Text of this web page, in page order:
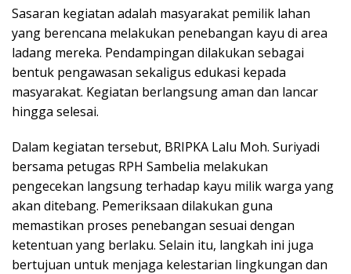
Sasaran kegiatan adalah masyarakat pemilik lahan
yang berencana melakukan penebangan kayu di area
ladang mereka. Pendampingan dilakukan sebagai
bentuk pengawasan sekaligus edukasi kepada
masyarakat. Kegiatan berlangsung aman dan lancar
hingga selesai.
Dalam kegiatan tersebut, BRIPKA Lalu Moh. Suriyadi
bersama petugas RPH Sambelia melakukan
pengecekan langsung terhadap kayu milik warga yang
akan ditebang. Pemeriksaan dilakukan guna
memastikan proses penebangan sesuai dengan
ketentuan yang berlaku. Selain itu, langkah ini juga
bertujuan untuk menjaga kelestarian lingkungan dan